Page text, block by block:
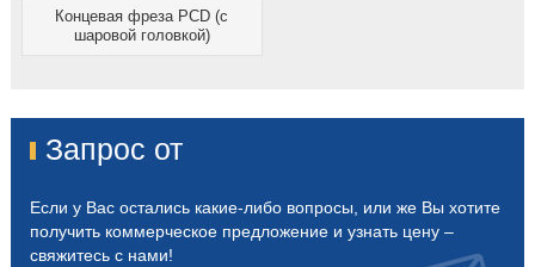
Концевая фреза PCD (с
шаровой головкой)
Запрос от
Если у Вас остались какие-либо вопросы, или же Вы хотите
получить коммерческое предложение и узнать цену –
свяжитесь с нами!